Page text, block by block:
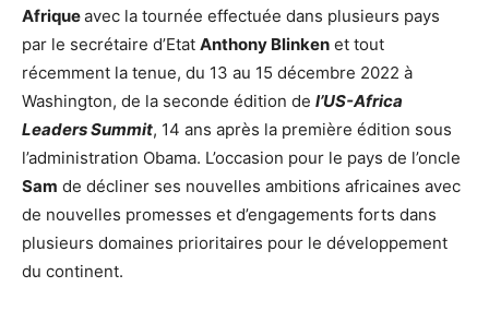
Afriqueavec la tournée effectuée dans plusieurs pays
par le secrétaire d’Etat Anthony Blinken et tout
récemment la tenue, du 13 au 15 décembre 2022 à
Washington, de la seconde édition de l’US-Africa
Leaders Summit, 14 ans après la première édition sous
l’administration Obama. L’occasion pour le pays de l’oncle
Sam de décliner ses nouvelles ambitions africaines avec
de nouvelles promesses et d’engagements forts dans
plusieurs domaines prioritaires pour le développement
du continent.